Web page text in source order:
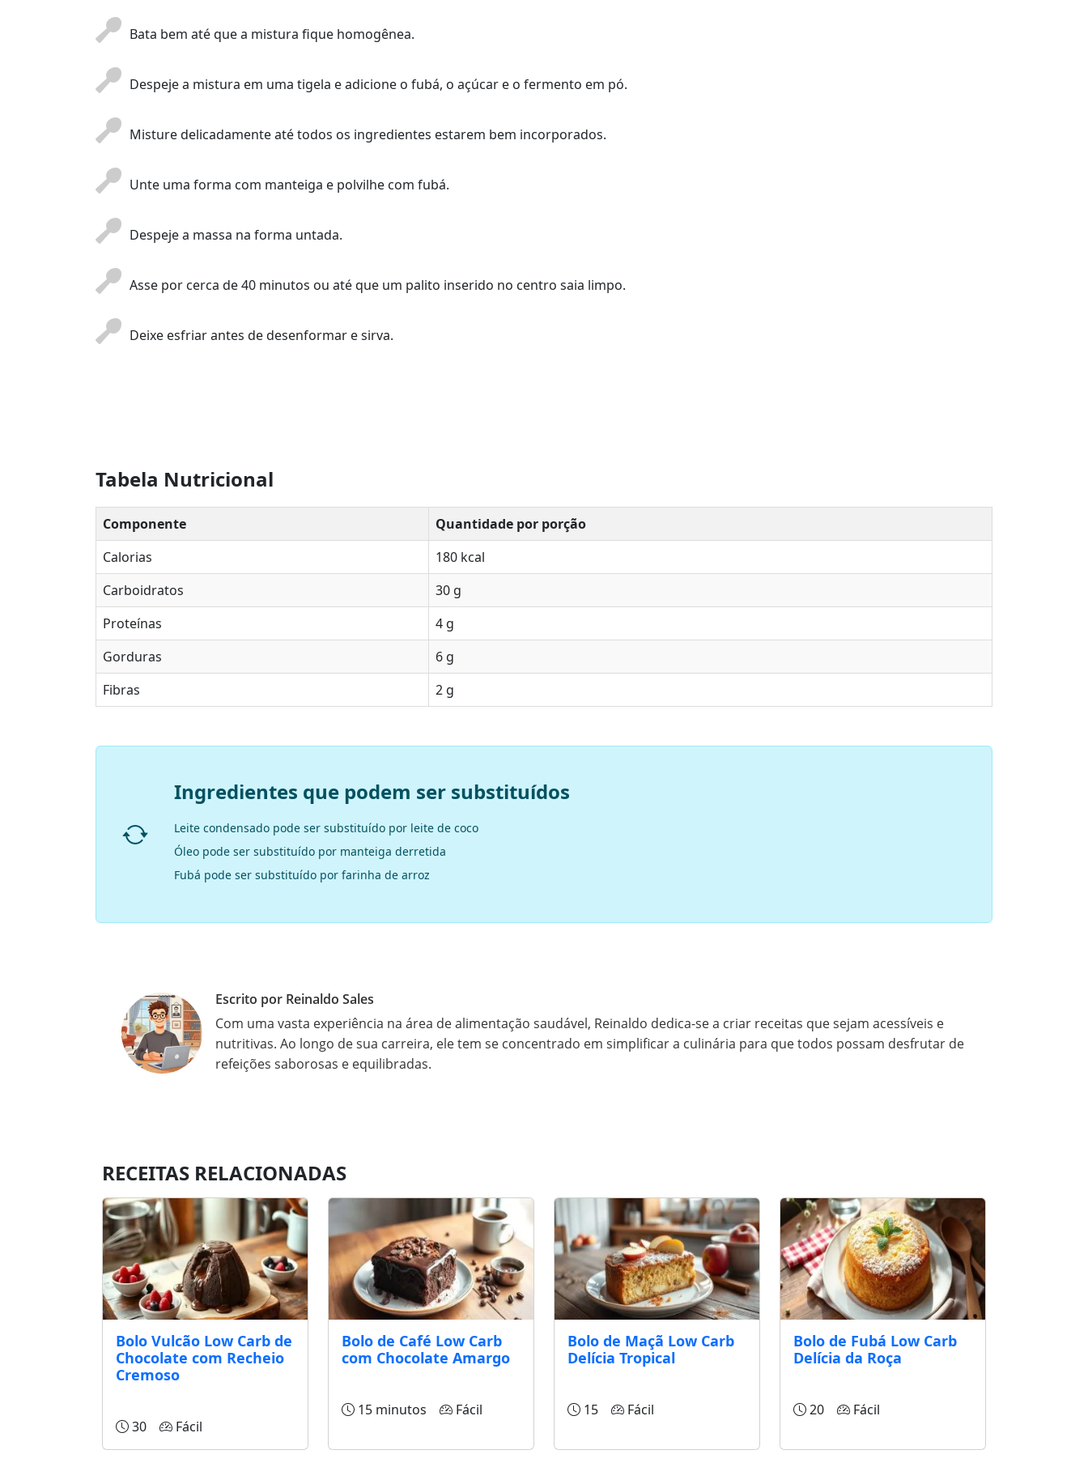
Bata bem até que a mistura fique homogênea.
Despeje a mistura em uma tigela e adicione o fubá, o açúcar e o fermento em pó.
Misture delicadamente até todos os ingredientes estarem bem incorporados.
Unte uma forma com manteiga e polvilhe com fubá.
Despeje a massa na forma untada.
Asse por cerca de 40 minutos ou até que um palito inserido no centro saia limpo.
Deixe esfriar antes de desenformar e sirva.
Tabela Nutricional
Componente
Quantidade por porção
Calorias
180 kcal
Carboidratos
30 g
Proteínas
4 g
Gorduras
6 g
Fibras
2 g
Ingredientes que podem ser substituídos
Leite condensado pode ser substituído por leite de coco
Óleo pode ser substituído por manteiga derretida
Fubá pode ser substituído por farinha de arroz
Escrito por Reinaldo Sales
Com uma vasta experiência na área de alimentação saudável, Reinaldo dedica-se a criar receitas que sejam acessíveis e
nutritivas. Ao longo de sua carreira, ele tem se concentrado em simplificar a culinária para que todos possam desfrutar de
refeições saborosas e equilibradas.
RECEITAS RELACIONADAS
Bolo Vulcão Low Carb de
Chocolate com Recheio
Cremoso
30 Fácil
Bolo de Café Low Carb
com Chocolate Amargo
15 minutos Fácil
Bolo de Maçã Low Carb
Delícia Tropical
15 Fácil
Bolo de Fubá Low Carb
Delícia da Roça
20 Fácil